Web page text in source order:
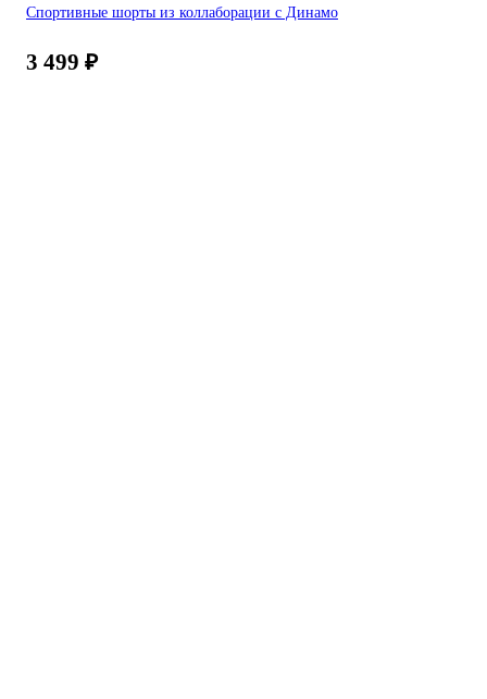
Спортивные шорты из коллаборации с Динамо
3 499 ₽